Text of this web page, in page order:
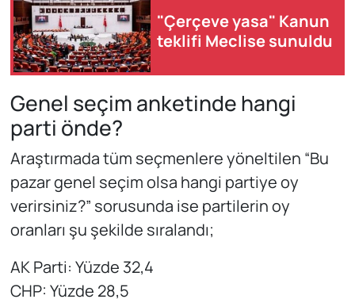
"Çerçeve yasa" Kanun
teklifi Meclise sunuldu
Genel seçim anketinde hangi
parti önde?
Araştırmada tüm seçmenlere yöneltilen “Bu
pazar genel seçim olsa hangi partiye oy
verirsiniz?” sorusunda ise partilerin oy
oranları şu şekilde sıralandı;
AK Parti: Yüzde 32,4
CHP: Yüzde 28,5